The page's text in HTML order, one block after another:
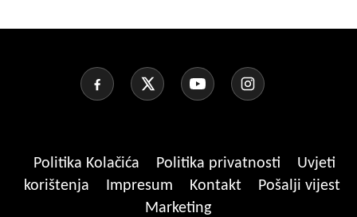
Politika Kolačića Politika privatnosti
Uvjeti
korištenja
Impresum Kontakt
Pošalji vijest
Marketing